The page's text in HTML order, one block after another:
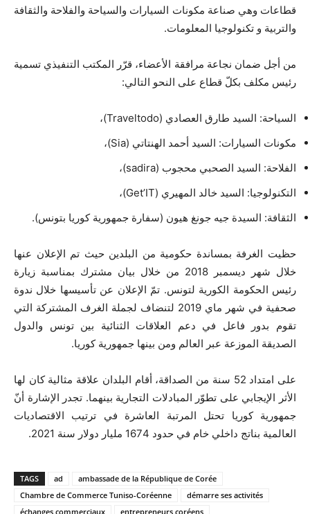
قطاعات وهي صناعة مكونات السيارات والسياحة والفلاحة والثقافة
والتربية و تكنولوجيا المعلومات.
من أجل ضمان نجاعة مرافقة الأعضاء، قرّر المكتب التنفيذي تسمية
رئيس مكلف بكلّ قطاع على النحو التالي:
السياحة: السيد طارق العصادي (Traveltodo)،
مكونات السيارات: السيد أحمد الهنتاتي (Sia)،
الفلاحة: السيد الصحبي محجوب (sadira)،
التكنولوجيا: السيد خالد المهيري (Get’IT)،
الثقافة: السيدة جيه جونغ هيون (سفارة جمهورية كوريا بتونس).
حظيت الغرفة بمساندة حكومية من البلدين حيث تم الإعلان عنها
خلال شهر ديسمبر 2018 من خلال بيان مشترك بمناسبة زيارة
رئيس الحكومة الكورية لتونس. تمّ الإعلان عن تأسيسها خلال ندوة
صحفية في شهر ماي 2019 لتنضاف لجملة الغرف المشتركة التي
تقوم بدور فاعل في دعم العلاقات الثنائية بين تونس والدول
الصديقة الموزعة عبر العالم ومن بينها جمهورية كوريا.
على امتداد 52 سنة من الصداقة، أقام البلدان علاقة مثالية كان لها
الأثر الإيجابي على تطوّر المبادلات التجارية بينهما. تجدر الإشارة أنّ
جمهورية كوريا تحتل المرتبة العاشرة في ترتيب الاقتصاديات
العالمية بناتج داخلي خام في حدود 1674 مليار دولار سنة 2021.
TAGS ad
ambassade de la République de Corée
Chambre de Commerce Tuniso-Coréenne
démarre ses activités
échanges commerciaux
entrepreneurs coréens